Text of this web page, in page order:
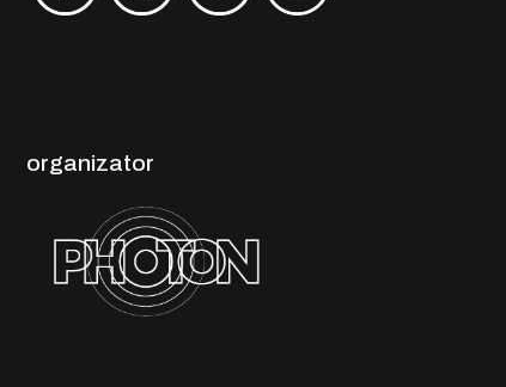
organizator